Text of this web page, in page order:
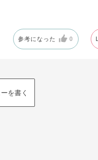
参考になった 0
を書く